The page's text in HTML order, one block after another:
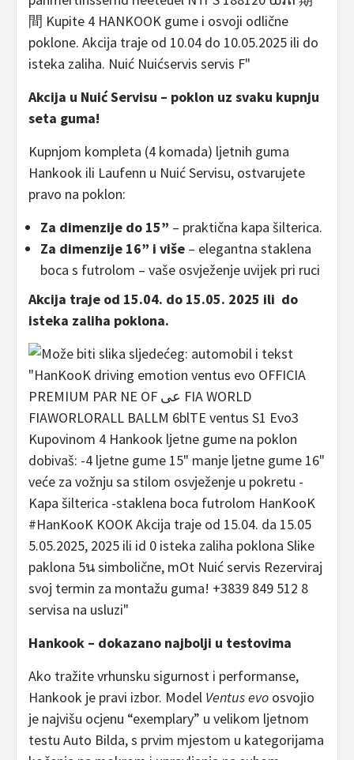
Akcija u Nuić Servisu – poklon uz svaku kupnju
seta guma!
Kupnjom kompleta (4 komada) ljetnih guma
Hankook ili Laufenn u Nuić Servisu, ostvarujete
pravo na poklon:​
Za dimenzije do 15” – praktična kapa šilterica.
Za dimenzije 16” i više – elegantna staklena
boca s futrolom – vaše osvježenje uvijek pri ruci​
Akcija traje od 15.04. do 15.05. 2025 ili do
isteka zaliha poklona.
Hankook – dokazano najbolji u testovima
Ako tražite vrhunsku sigurnost i performanse,
Hankook je pravi izbor. Model Ventus evo osvojio
je najvišu ocjenu “exemplary” u velikom ljetnom
testu Auto Bilda, s prvim mjestom u kategorijama